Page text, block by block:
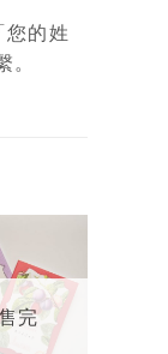
您的姓
。
加入
「願
望輕
單」
完